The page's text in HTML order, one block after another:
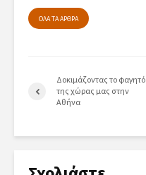
ΟΛΑ ΤΑ ΑΡΘΡΑ
Δοκιμάζοντας το φαγητό
της χώρας μας στην
Αθήνα